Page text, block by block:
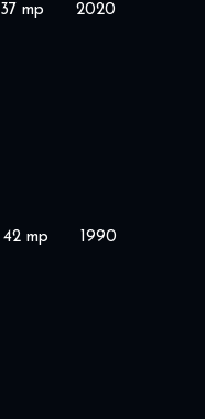
37 mp 2020
42 mp 1990